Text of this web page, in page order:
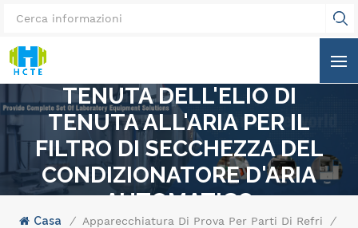
ATTREZZATURA DI PROVA DI
TENUTA DELL'ELIO DI
TENUTA ALL'ARIA PER IL
FILTRO DI SECCHEZZA DEL
CONDIZIONATORE D'ARIA
AUTOMATICO
Casa / Apparecchiatura Di Prova Per Parti Di
/